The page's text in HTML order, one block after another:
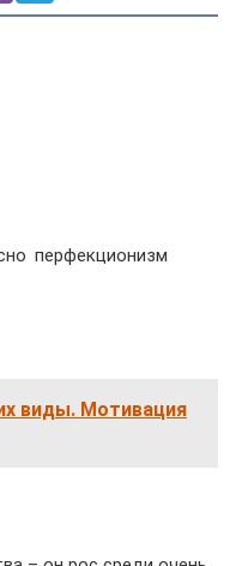
перфекционизм
виды. Мотивация